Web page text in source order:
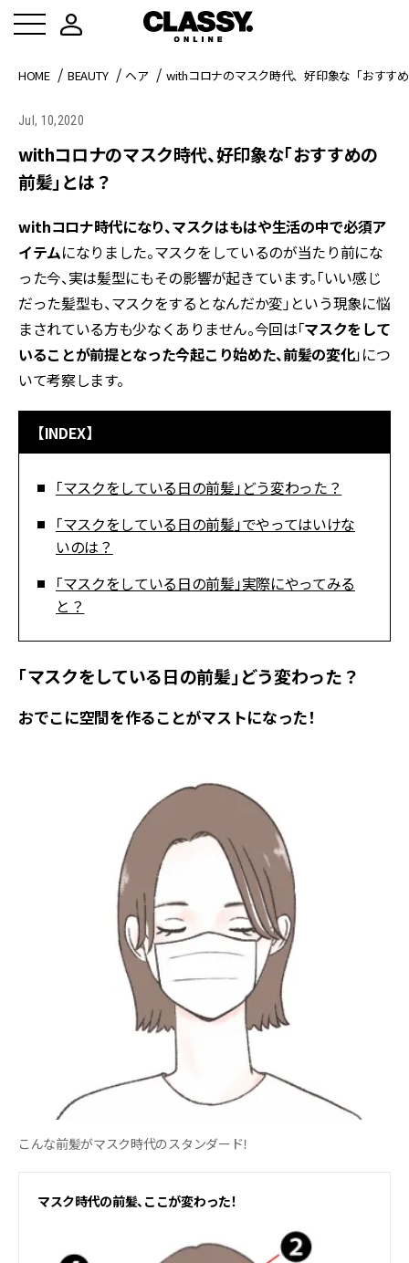
HOME BEAUTY ヘア withコロナのマスク時代、好印象な「おすす
Jul, 10,2020
withコロナのマスク時代、好印象な「おすすめの
前髪」とは？
withコロナ時代になり、マスクはもはや生活の中で必須ア
イテムになりました。マスクをしているのが当たり前にな
った今、実は髪型にもその影響が起きています。「いい感じ
だった髪型も、マスクをするとなんだか変」という現象に悩
まされている方も少なくありません。今回は「マスクをして
いることが前提となった今起こり始めた、前髪の変化」につ
いて考察します。
【INDEX】
「マスクをしている日の前髪」どう変わった？
「マスクをしている日の前髪」でやってはいけな
いのは？
「マスクをしている日の前髪」実際にやってみる
と？
「マスクをしている日の前髪」どう変わった？
おでこに空間を作ることがマストになった！
こんな前髪がマスク時代のスタンダード！
マスク時代の前髪、ここが変わった！